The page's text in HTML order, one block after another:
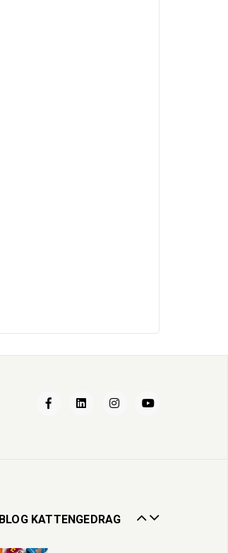
BLOG KATTENGEDRAG
Katten en water